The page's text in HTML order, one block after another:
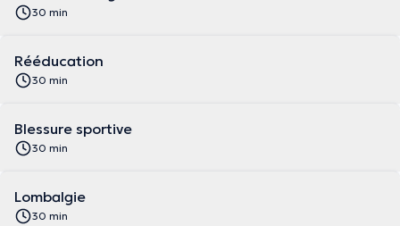
30 min
Rééducation
30 min
Blessure sportive
30 min
Lombalgie
30 min